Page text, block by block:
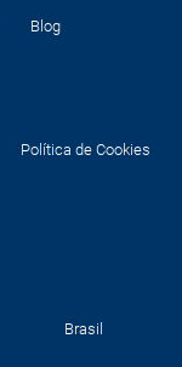
Blog
Política de Cookies
Brasil